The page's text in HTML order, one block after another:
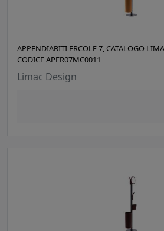
APPENDIABITI ERCOLE 7, CATALOGO
CODICE APER07MC0011
Limac Design